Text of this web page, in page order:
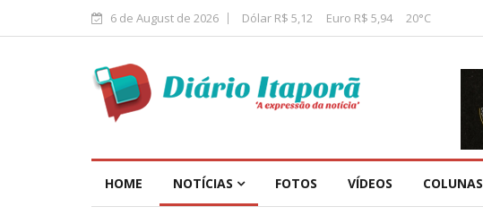
6 de August de 2026 Dólar R$ 5,12 Euro R$ 5,94 20°C
HOME NOTÍCIAS FOTOS VÍDEOS COLUNAS